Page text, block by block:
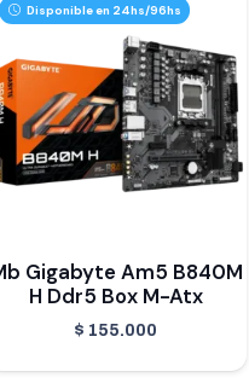
Disponible en 24hs/96hs
Gigabyte Am5 B840M
H Ddr5 Box M-Atx
$ 155.000